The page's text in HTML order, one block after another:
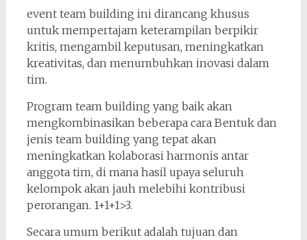
event team building ini dirancang khusus
untuk mempertajam keterampilan berpikir
kritis, mengambil keputusan, meningkatkan
kreativitas, dan menumbuhkan inovasi dalam
tim.
Program team building yang baik akan
mengkombinasikan beberapa cara Bentuk dan
jenis team building yang tepat akan
meningkatkan kolaborasi harmonis antar
anggota tim, di mana hasil upaya seluruh
kelompok akan jauh melebihi kontribusi
perorangan. 1+1+1>3.
Secara umum berikut adalah tujuan dan